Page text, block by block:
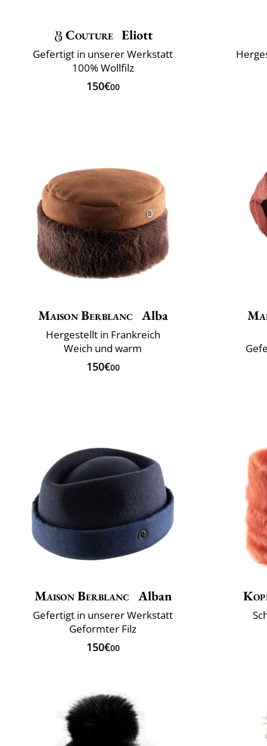
Couture Eliott
Gefertigt in unserer Werkstatt
100% Wollfilz
150€00
Maison Berblanc Alba
Hergestellt in Frankreich
Weich und warm
150€00
Maison Berblanc Alban
Gefertigt in unserer Werkstatt
Geformter Filz
150€00